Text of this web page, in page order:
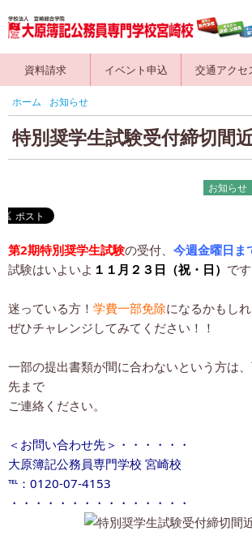
資料請求 イベント申込 交通アクセ
ホーム お知らせ
特別奨学生試験受付締切間
お知らせ
第2期特別奨学生試験の受付、 今週金曜日ま
試験はいよいよ １１月２３日（祝・日） です
迷っている方！ 学費一部免除になるかもし
ぜひチャレンジしてみてください！！
一部の提出書類が間に合わないという方は
先まで
ご連絡ください。
＜お問い合わせ先＞・・・・・・
大原簿記公務員専門学校 宮崎校
℡：0120-07-4153
・・・・・・・・・・・・・・・